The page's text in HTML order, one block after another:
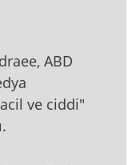
ABD
ve ciddi"